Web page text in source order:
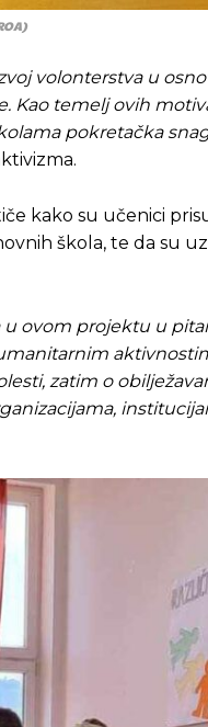
da pustite Vašu
da pustite Vašu
volonterstva u
Kao temelj ovih
pokretačka
kako su učenici
škola, te da su
ovom projektu u
zatim o